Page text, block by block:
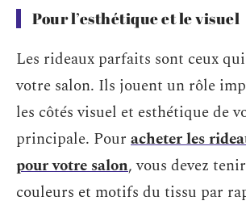
Pour l’esthétique et le visuel
Les rideaux parfaits sont ceux
votre salon. Ils jouent un rôle
les côtés visuel et esthétique de
principale. Pour acheter les
pour votre salon, vous devez
couleurs et motifs du tissu par